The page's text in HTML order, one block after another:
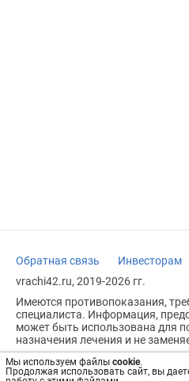
Мы используем файлы cookie.
Продолжая использовать сайт, вы
Обратная связь Инвесторам
vrachi42.ru, 2019-2026 гг.
Имеются противопоказания,
специалиста. Информация,
может быть использована для
назначения лечения и не
Возрастное ограничение: 18+